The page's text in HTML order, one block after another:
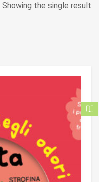
Showing the single result